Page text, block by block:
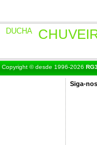
DUCHA
Copyright © desde 1996-2026
Siga-